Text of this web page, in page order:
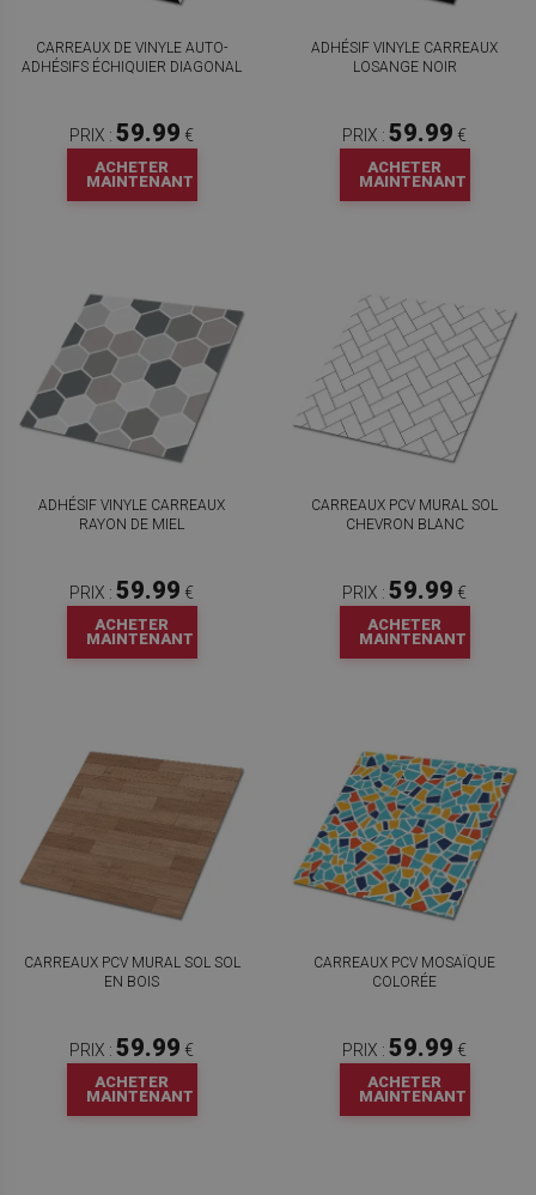
CARREAUX DE VINYLE AUTO-
ADHÉSIFS ÉCHIQUIER DIAGONAL
PRIX : 59.99 €
ACHETER
MAINTENANT
ADHÉSIF VINYLE CARREAUX
LOSANGE NOIR
PRIX : 59.99 €
ACHETER
MAINTENANT
ADHÉSIF VINYLE CARREAUX
RAYON DE MIEL
PRIX : 59.99 €
ACHETER
MAINTENANT
CARREAUX PCV MURAL SOL
CHEVRON BLANC
PRIX : 59.99 €
ACHETER
MAINTENANT
CARREAUX PCV MURAL SOL SOL
EN BOIS
PRIX : 59.99 €
ACHETER
MAINTENANT
CARREAUX PCV MOSAÏQUE
COLORÉE
PRIX : 59.99 €
ACHETER
MAINTENANT